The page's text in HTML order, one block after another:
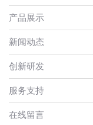
产品展示
新闻动态
创新研发
服务支持
在线留言